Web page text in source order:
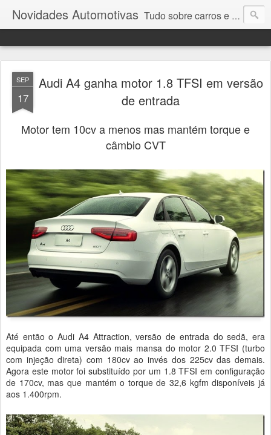
Novidades Automotivas Tudo sobre carros e motores
SEP
17
Audi A4 ganha motor 1.8 TFSI em versão
de entrada
Motor tem 10cv a menos mas mantém torque e
câmbio CVT
Até então o Audi A4 Attraction, versão de entrada do sedã, era
equipada com uma versão mais mansa do motor 2.0 TFSI (turbo
com injeção direta) com 180cv ao invés dos 225cv das demais.
Agora este motor foi substituído por um 1.8 TFSI em configuração
de 170cv, mas que mantém o torque de 32,6 kgfm disponíveis já
aos 1.400rpm.